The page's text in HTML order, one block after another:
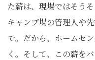
た薪は、現場ではそう
キャンプ場の管理人や
で。だから、ホームセ
く。そして、この薪を